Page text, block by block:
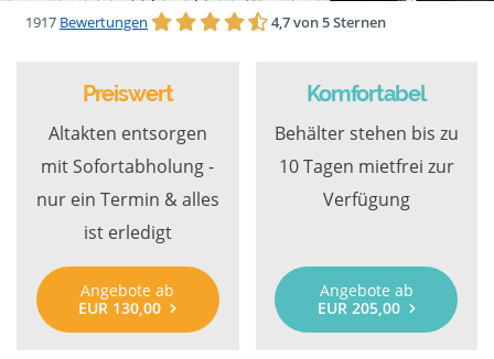
1917 Bewertungen 4,7 von 5 Sternen
Preiswert
Altakten entsorgen
mit Sofortabholung -
nur ein Termin & alles
ist erledigt
Angebote ab
EUR 130,00
Komfortabel
Behälter stehen bis zu
10 Tagen mietfrei zur
Verfügung
Angebote ab
EUR 205,00